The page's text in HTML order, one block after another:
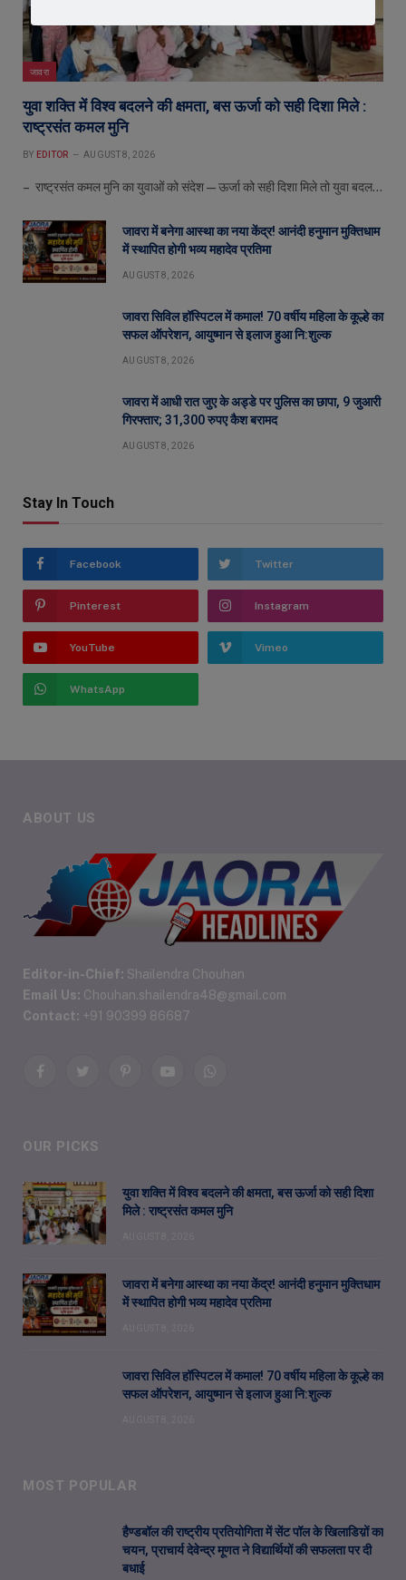
जावरा
युवा शक्ति में विश्व बदलने की क्षमता, बस ऊर्जा को सही दिशा मिले :
राष्ट्रसंत कमल मुनि
BY EDITOR AUGUST 8, 2026
– राष्ट्रसंत कमल मुनि का युवाओं को संदेश—ऊर्जा को सही दिशा मिले तो युवा बदल…
जावरा में बनेगा आस्था का नया केंद्र! आनंदी हनुमान मुक्तिधाम
में स्थापित होगी भव्य महादेव प्रतिमा
AUGUST 8, 2026
जावरा सिविल हॉस्पिटल में कमाल! 70 वर्षीय महिला के कूल्हे का
सफल ऑपरेशन, आयुष्मान से इलाज हुआ नि:शुल्क
AUGUST 8, 2026
जावरा में आधी रात जुए के अड्डे पर पुलिस का छापा, 9 जुआरी
गिरफ्तार; 31,300 रुपए कैश बरामद
AUGUST 8, 2026
Stay In Touch
Facebook Twitter
Pinterest Instagram
YouTube Vimeo
WhatsApp
ABOUT US
Editor-in-Chief: Shailendra Chouhan
Email Us: Chouhan.shailendra48@gmail.com
Contact: +91 90399 86687
FacebookTwitterPinterestYouTubeWhatsApp
OUR PICKS
युवा शक्ति में विश्व बदलने की क्षमता, बस ऊर्जा को सही दिशा
मिले : राष्ट्रसंत कमल मुनि
जावरा में बनेगा आस्था का नया केंद्र! आनंदी हनुमान मुक्तिधाम
में स्थापित होगी भव्य महादेव प्रतिमा
जावरा सिविल हॉस्पिटल में कमाल! 70 वर्षीय महिला के कूल्हे का
सफल ऑपरेशन, आयुष्मान से इलाज हुआ नि:शुल्क
MOST POPULAR
हैण्डबॉल की राष्ट्रीय प्रतियोगिता में सेंट पॉल के खिलाडिय़ों का
चयन, प्राचार्य देवेन्द्र मूणत ने विद्यार्थियों की सफलता पर दी
बधाई